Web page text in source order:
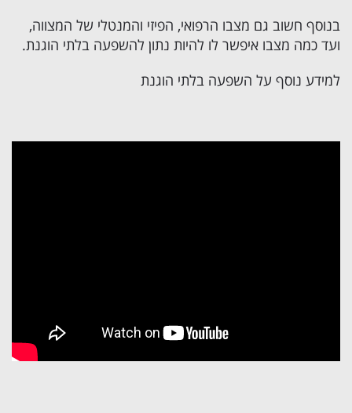
בנוסף חשוב גם מצבו הרפואי, הפיזי והמנטלי של המצווה,
ועד כמה מצבו איפשר לו להיות נתון להשפעה בלתי הוגנת.
למידע נוסף על השפעה בלתי הוגנת